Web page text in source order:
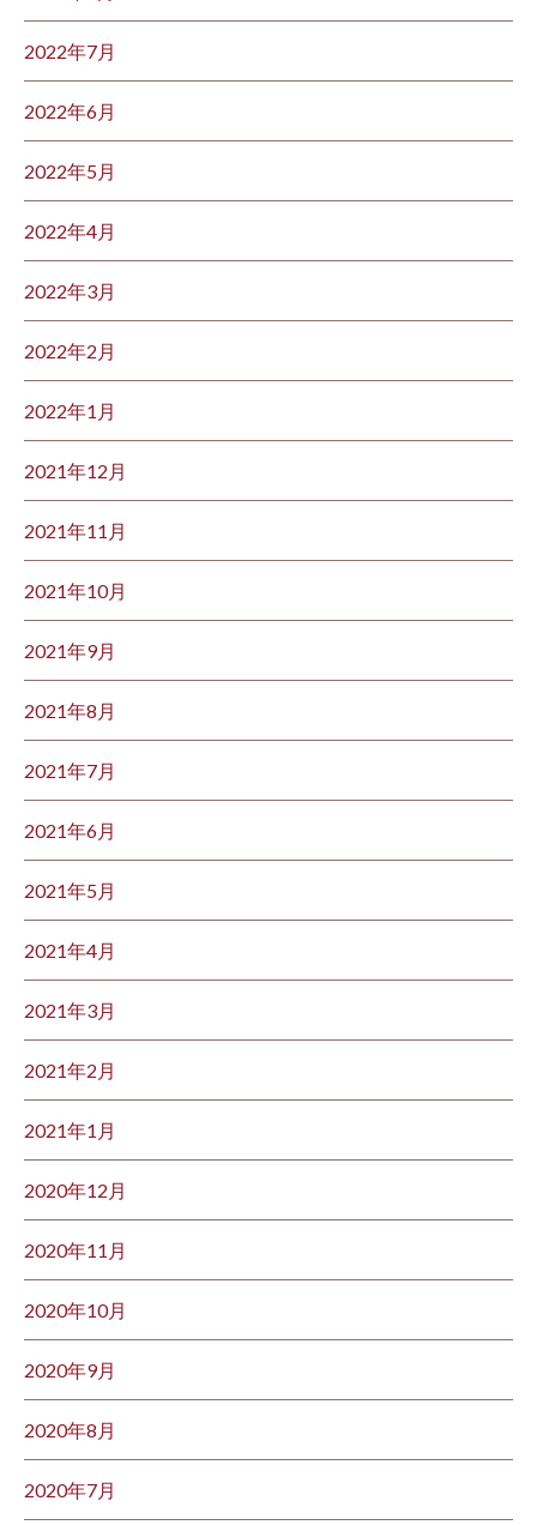
2022年7月
2022年6月
2022年5月
2022年4月
2022年3月
2022年2月
2022年1月
2021年12月
2021年11月
2021年10月
2021年9月
2021年8月
2021年7月
2021年6月
2021年5月
2021年4月
2021年3月
2021年2月
2021年1月
2020年12月
2020年11月
2020年10月
2020年9月
2020年8月
2020年7月